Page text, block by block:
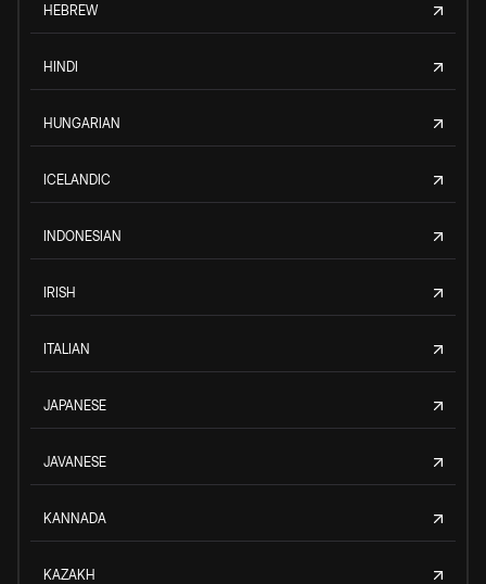
HEBREW
HINDI
HUNGARIAN
ICELANDIC
INDONESIAN
IRISH
ITALIAN
JAPANESE
JAVANESE
KANNADA
KAZAKH